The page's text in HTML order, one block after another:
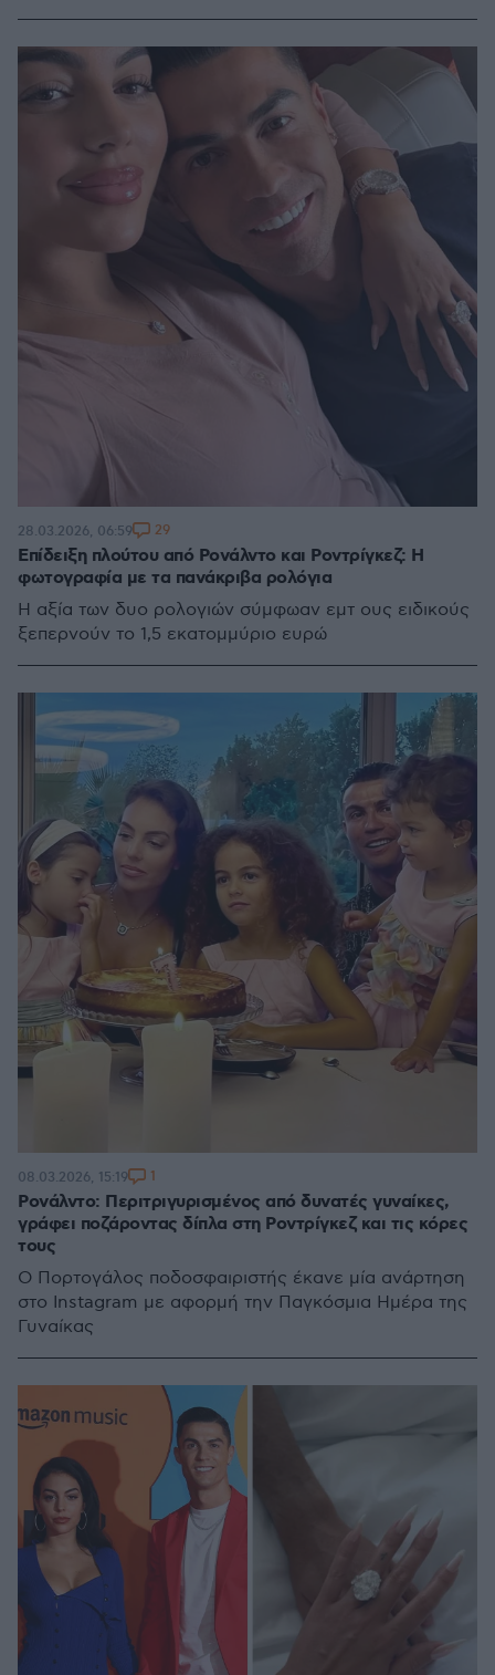
Επίδειξη πλούτου από Ρονάλντο και Ροντρίγκεζ: Η
φωτογραφία με τα πανάκριβα ρολόγια
H αξία των δυο ρολογιών σύμφωαν εμτ ους ειδικούς
ξεπερνούν το 1,5 εκατομμύριο ευρώ
28.03.2026, 06:59 29
Ρονάλντο: Περιτριγυρισμένος από δυνατές γυναίκες,
γράφει ποζάροντας δίπλα στη Ροντρίγκεζ και τις κόρες
τους
Ο Πορτογάλος ποδοσφαιριστής έκανε μία ανάρτηση
στο Instagram με αφορμή την Παγκόσμια Ημέρα της
Γυναίκας
08.03.2026, 15:19 1